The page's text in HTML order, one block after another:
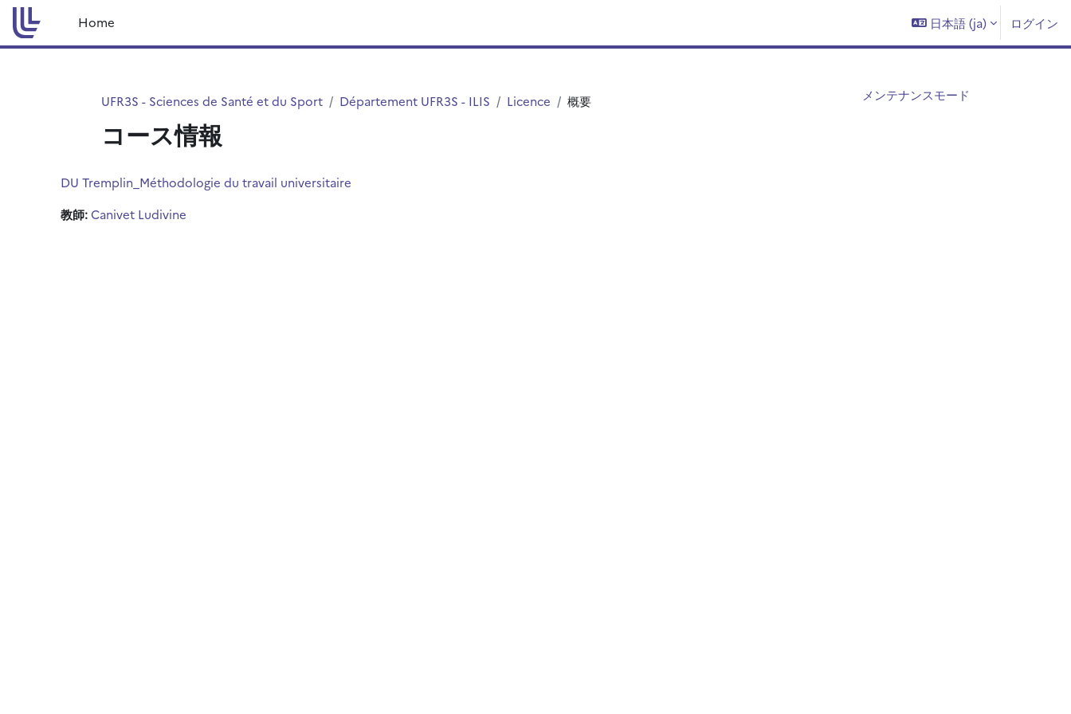
メインコンテンツへスキップする
Home
日本語 ‎(ja)‎ ログイン
UFR3S - Sciences de Santé et du Sport Département UFR3S - ILIS Licence 概要 メンテナンスモード
コース情報
DU Tremplin_Méthodologie du travail universitaire
教師:Canivet Ludivine